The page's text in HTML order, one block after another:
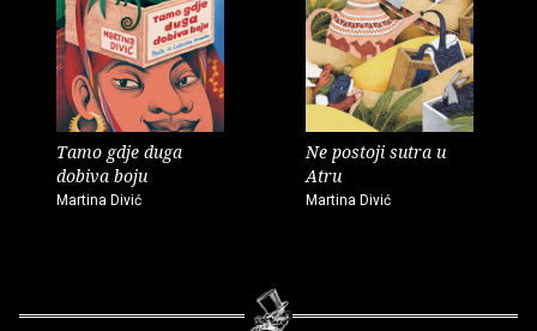
Tamo gdje duga
dobiva boju
Martina Divić
Ne postoji sutra u
Atru
Martina Divić